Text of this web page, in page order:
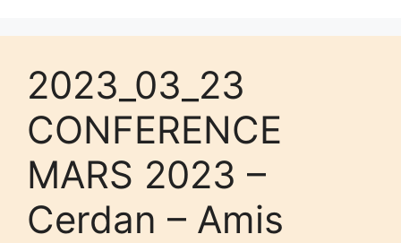
2023_03_23
CONFERENCE
MARS 2023 –
Cerdan – Amis